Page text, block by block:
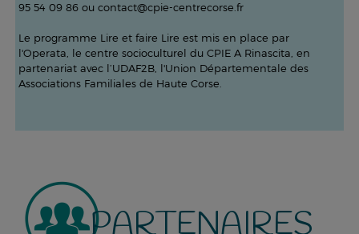
95 54 09 86 ou contact@cpie-centrecorse.fr
Le programme Lire et faire Lire est mis en place par
l'Operata, le centre socioculturel du CPIE A Rinascita, en
partenariat avec l’UDAF2B, l'Union Départementale des
Associations Familiales de Haute Corse.